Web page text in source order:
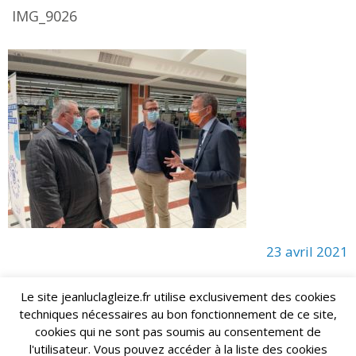
IMG_9026
23 avril 2021
Jean-Luc LAGLEIZE - e-mail : lagleize2024@gmail.com
Mentions Légales- Copyright © 2024. Tous droits réservés.
Le site jeanluclagleize.fr utilise exclusivement des cookies
techniques nécessaires au bon fonctionnement de ce site,
cookies qui ne sont pas soumis au consentement de
l'utilisateur. Vous pouvez accéder à la liste des cookies